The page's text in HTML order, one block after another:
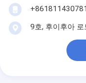
9호, 후이후아 로